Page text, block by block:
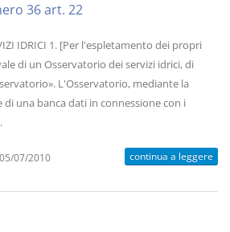
36 art. 22
IDRICI 1. [Per l'espletamento dei propri
di un Osservatorio dei servizi idrici, di
L'Osservatorio, mediante la
una banca dati in connessione con i
05/07/2010 continua a leggere